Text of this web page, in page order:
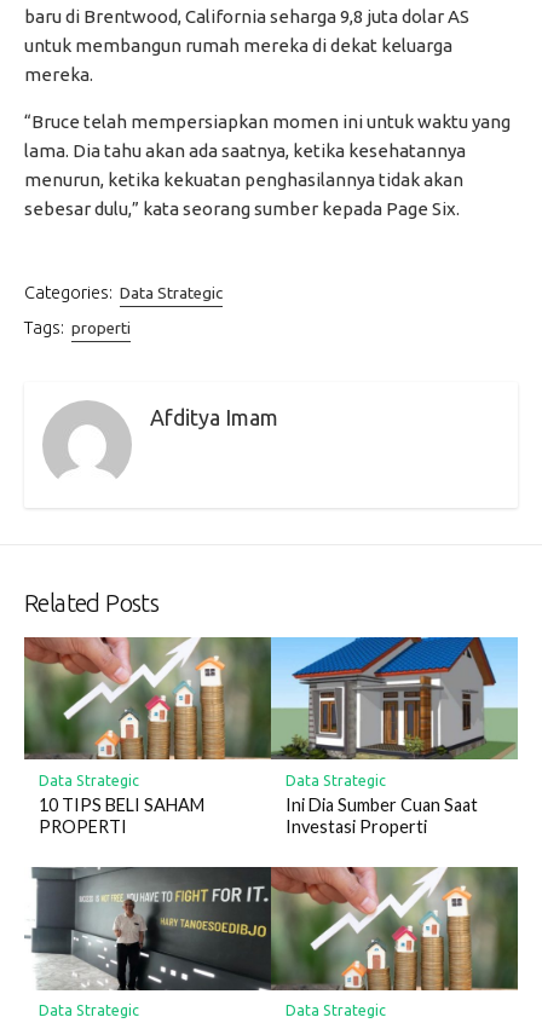
baru di Brentwood, California seharga 9,8 juta dolar AS
untuk membangun rumah mereka di dekat keluarga
mereka.
“Bruce telah mempersiapkan momen ini untuk waktu yang
lama. Dia tahu akan ada saatnya, ketika kesehatannya
menurun, ketika kekuatan penghasilannya tidak akan
sebesar dulu,” kata seorang sumber kepada Page Six.
Categories: Data Strategic
Tags: properti
Afditya Imam
Related Posts
Data Strategic
10 TIPS BELI SAHAM
PROPERTI
Data Strategic
Ini Dia Sumber Cuan Saat
Investasi Properti
Data Strategic Data Strategic